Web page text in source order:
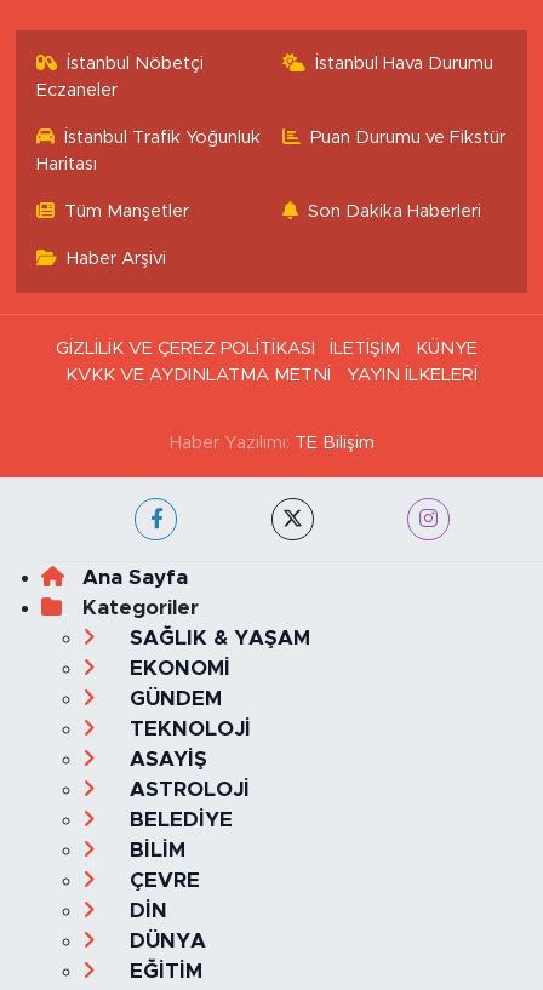
İstanbul Nöbetçi
Eczaneler
İstanbul Hava Durumu
İstanbul Trafik Yoğunluk
Haritası
Puan Durumu ve Fikstür
Tüm Manşetler Son Dakika Haberleri
Haber Arşivi
GİZLİLİK VE ÇEREZ POLİTİKASI İLETİŞİM
KÜNYE
KVKK VE AYDINLATMA METNİ
YAYIN İLKELERİ
Haber Yazılımı: TE Bilişim
Ana Sayfa
Kategoriler
SAĞLIK & YAŞAM
EKONOMİ
GÜNDEM
TEKNOLOJİ
ASAYİŞ
ASTROLOJİ
BELEDİYE
BİLİM
ÇEVRE
DİN
DÜNYA
EĞİTİM